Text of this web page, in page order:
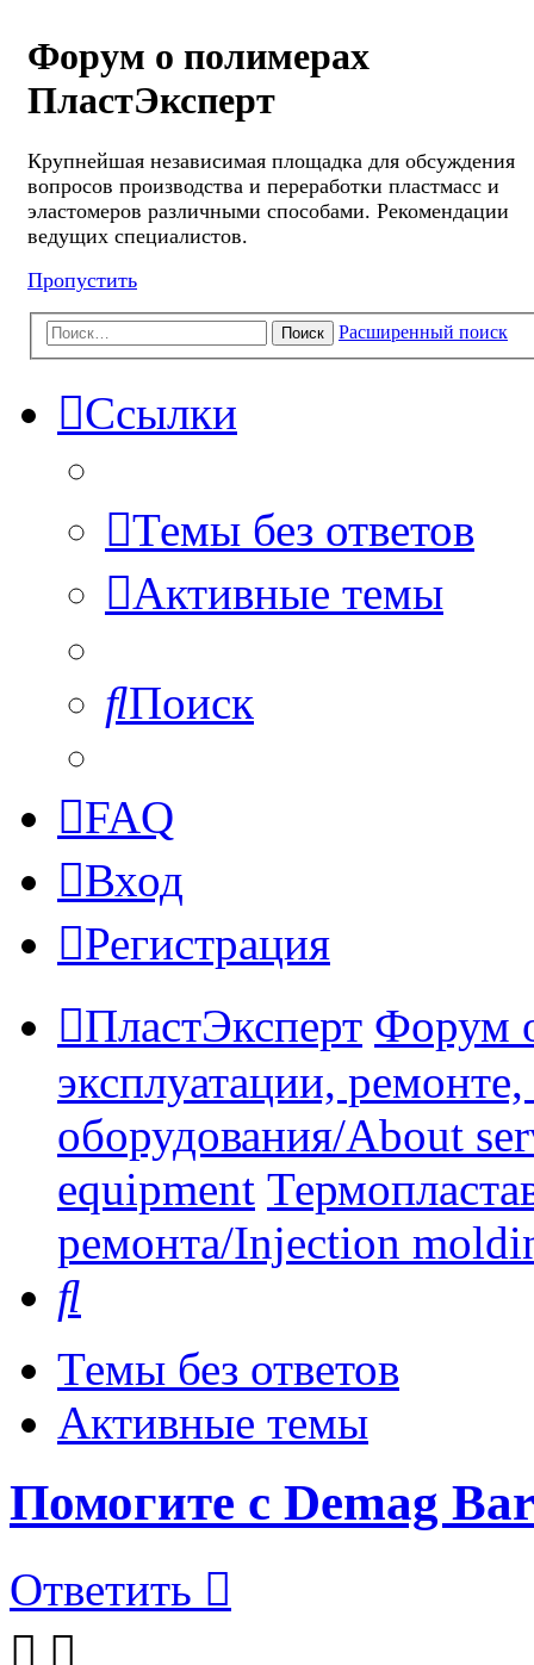
Форум о полимерах
ПластЭксперт
Крупнейшая независимая площадка для обсуждения
вопросов производства и переработки пластмасс и
эластомеров различными способами. Рекомендации
ведущих специалистов.
Пропустить
Поиск Расширенный поиск
Ссылки
Темы без ответов
Активные темы
Поиск
FAQ
Вход
Регистрация
ПластЭксперт Форум
эксплуатации,
оборудования/About
equipment
ремонта/Injection
Темы без ответов
Активные темы
Помогите с Demag
Ответить